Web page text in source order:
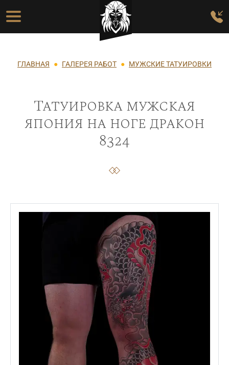
Перейти к основному содержанию
Основная навигация
Строка навигации
ГЛАВНАЯ ГАЛЕРЕЯ РАБОТ МУЖСКИЕ ТАТУИРОВКИ
Татуировка мужская
япония на ноге дракон
8324